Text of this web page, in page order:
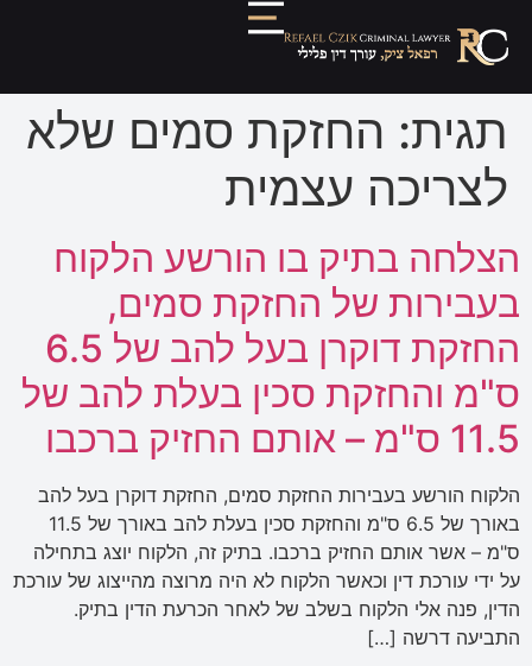
תגית: החזקת סמים שלא
לצריכה עצמית
הצלחה בתיק בו הורשע הלקוח
בעבירות של החזקת סמים,
החזקת דוקרן בעל להב של 6.5
ס"מ והחזקת סכין בעלת להב של
11.5 ס"מ – אותם החזיק ברכבו
הלקוח הורשע בעבירות החזקת סמים, החזקת דוקרן בעל להב
באורך של 6.5 ס"מ והחזקת סכין בעלת להב באורך של 11.5
ס"מ – אשר אותם החזיק ברכבו. בתיק זה, הלקוח יוצג בתחילה
על ידי עורכת דין וכאשר הלקוח לא היה מרוצה מהייצוג של עורכת
הדין, פנה אלי הלקוח בשלב של לאחר הכרעת הדין בתיק.
התביעה דרשה […]